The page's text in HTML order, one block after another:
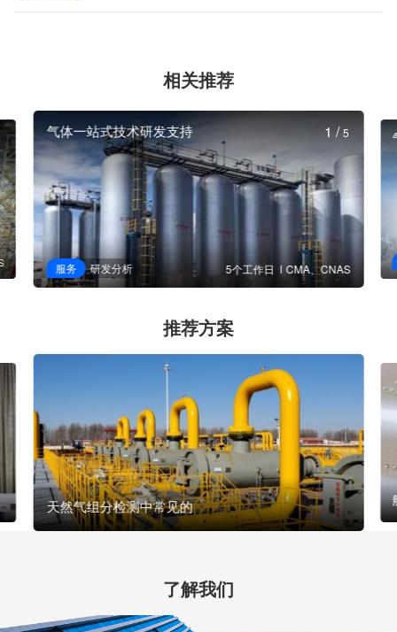
相关推荐
气体一站式技术研发支持
服务 研发分析 5个工作日 CMA、CNAS
1 /5
推荐方案
天然气组分检测中常见的
了解我们